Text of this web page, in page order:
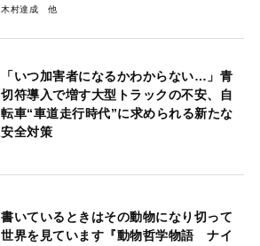
木村達成
「いつ加害者になるかわからない…」青
切符導入で増す大型トラックの不安、自
転車“車道走行時代”に求められる新たな
安全対策
書いているときはその動物になり切って
世界を見ています『動物哲学物語 ナイ